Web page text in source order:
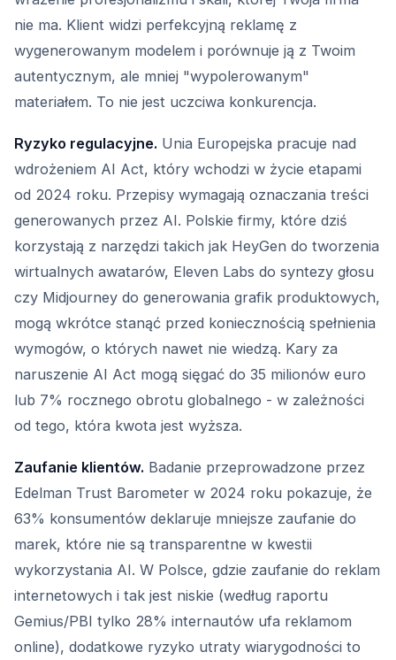
nie ma. Klient widzi perfekcyjną reklamę z
wygenerowanym modelem i porównuje ją z Twoim
autentycznym, ale mniej "wypolerowanym"
materiałem. To nie jest uczciwa konkurencja.
Ryzyko regulacyjne. Unia Europejska pracuje nad
wdrożeniem AI Act, który wchodzi w życie etapami
od 2024 roku. Przepisy wymagają oznaczania treści
generowanych przez AI. Polskie firmy, które dziś
korzystają z narzędzi takich jak HeyGen do tworzenia
wirtualnych awatarów, Eleven Labs do syntezy głosu
czy Midjourney do generowania grafik produktowych,
mogą wkrótce stanąć przed koniecznością spełnienia
wymogów, o których nawet nie wiedzą. Kary za
naruszenie AI Act mogą sięgać do 35 milionów euro
lub 7% rocznego obrotu globalnego - w zależności
od tego, która kwota jest wyższa.
Zaufanie klientów. Badanie przeprowadzone przez
Edelman Trust Barometer w 2024 roku pokazuje, że
63% konsumentów deklaruje mniejsze zaufanie do
marek, które nie są transparentne w kwestii
wykorzystania AI. W Polsce, gdzie zaufanie do reklam
internetowych i tak jest niskie (według raportu
Gemius/PBI tylko 28% internautów ufa reklamom
online), dodatkowe ryzyko utraty wiarygodności to